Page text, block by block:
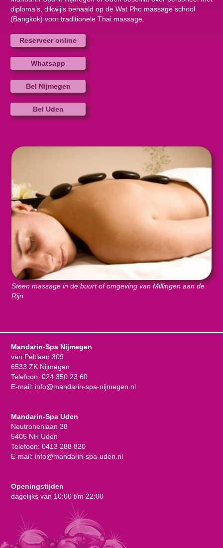
diploma’s, dikwijls behaald op de Wat Pho massage school
(Bangkok) voor traditionele Thai massage.
Reserveer online
Whatsapp
Bel Nijmegen
Bel Uden
Steen massage in de buurt of omgeving van Millingen aan de
Rijn
Mandarin-Spa Nijmegen
van Peltlaan 309
6533 ZK Nijmegen
Telefoon: 024 350 23 60
E-mail: info@mandarin-spa-nijmegen.nl
Mandarin-Spa Uden
Neutronenlaan 38
5405 NH Uden
Telefoon: 0413 288 820
E-mail: info@mandarin-spa-uden.nl
Openingstijden
dagelijks van 10:00 t/m 22:00